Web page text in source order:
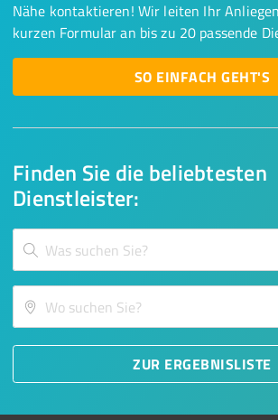
Finden Sie die beliebtesten
Dienstleister:
ZUR ERGEBNISLISTE
Nähe kontaktieren! Wir leiten Ihr
kurzen Formular an bis zu 20 passende
SO EINFACH GEHT'S